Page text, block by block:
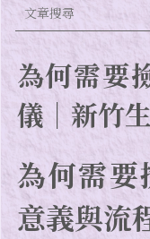
為何需要
儀｜新竹
為何需要
意義與流